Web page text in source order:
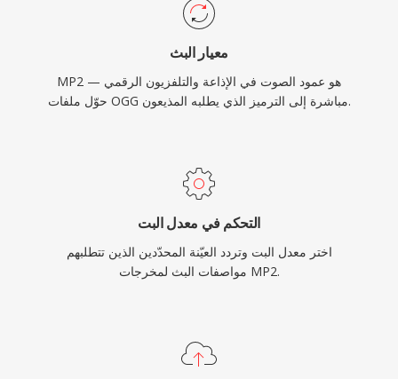
معيار البث
MP2 هو عمود الصوت في الإذاعة والتلفزيون الرقمي —
حوّل ملفات OGG مباشرة إلى الترميز الذي يطلبه المذيعون.
التحكم في معدل البت
اختر معدل البت وتردد العيّنة المحدّدين الذين تتطلبهم
مواصفات البث لمخرجات MP2.